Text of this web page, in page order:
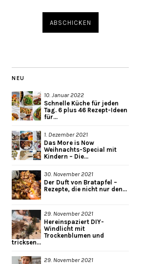
NEU
10. Januar 2022
Schnelle Küche für jeden
Tag. 6 plus 46 Rezept-Ideen
für...
1. Dezember 2021
Das More is Now
Weihnachts-Special mit
Kindern – Die...
30. November 2021
Der Duft von Bratapfel –
Rezepte, die nicht nur den...
29. November 2021
Hereinspaziert DIY-
Windlicht mit
Trockenblumen und
tricksen...
29. November 2021